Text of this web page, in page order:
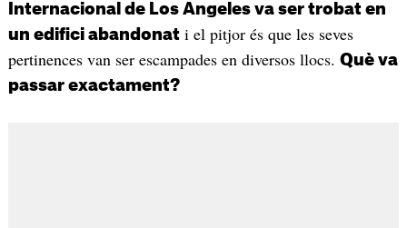
Internacional de Los Angeles va ser trobat en
un edifici abandonati el pitjor és que les seves
pertinences van ser escampades en diversos llocs. Què va
passar exactament?